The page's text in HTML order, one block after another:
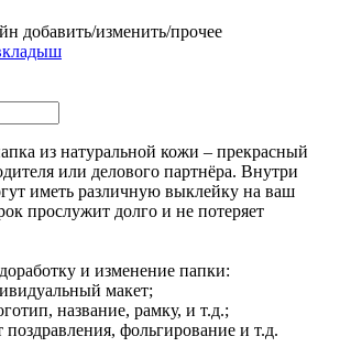
добавить/изменить/прочее
из натуральной кожи – прекрасный
или делового партнёра. Внутри
иметь различную выклейку на ваш
прослужит долго и не потеряет
и изменение папки:
макет;
название, рамку, и т.д.;
фольгирование и т.д.